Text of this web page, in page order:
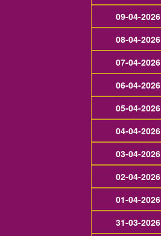
09-04-2026
08-04-2026
07-04-2026
06-04-2026
05-04-2026
04-04-2026
03-04-2026
02-04-2026
01-04-2026
31-03-2026